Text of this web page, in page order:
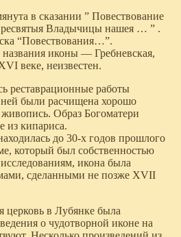
в сказании ” Повествование
Владычицы нашея … ” .
“Повествования…”.
иконы — Гребневская,
веке, неизвестен.
реставрационные работы
были расчищена хорошо
Образ Богоматери
из кипариса.
до 30-х годов прошлого
который был собственностью
икона была
сделанными не позже XVII
церковь в Лубянке была
о чудотворной иконе на